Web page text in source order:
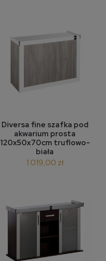
Diversa fine szafka pod
akwarium prosta
120x50x70cm truflowo-
biała
1 019,00 zł